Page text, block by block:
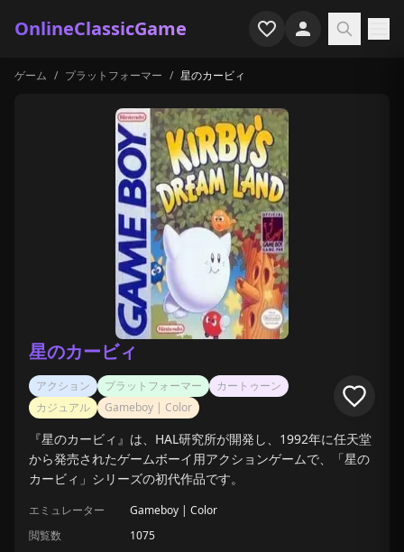
OnlineClassicGame
ホーム
シミュレーション
ゲーム特集
最近プレイ
ゲーム / プラットフォーマー / 星のカービィ
星のカービィ
アクション プラットフォーマー
カートゥーン
カジュアル
Gameboy | Color
『星のカービィ』は、HAL研究所が開発し、1992年に任天堂
から発売されたゲームボーイ用アクションゲームで、「星の
カービィ」シリーズの初代作品です。
エミュレーター
Gameboy | Color
閲覧数
1075